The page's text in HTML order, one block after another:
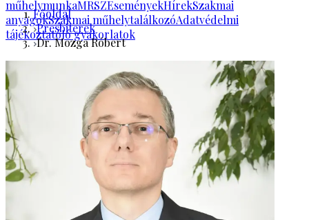
műhelymunkaMRSZEseményekHírekSzakmai
anyagokSzakmai műhelytalálkozóAdatvédelmi
tájékoztatóJó gyakorlatok
Főoldal
Presbiterek
Dr. Mozga Róbert